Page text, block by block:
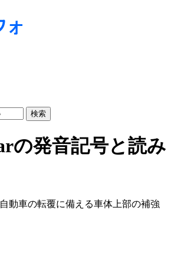
の発音記号と読み
動車の転覆に備える車体上部の補強